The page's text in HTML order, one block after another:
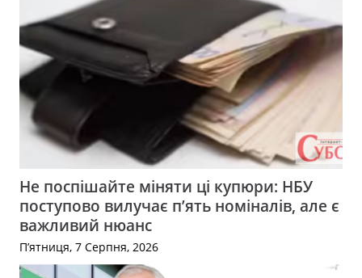
Не поспішайте міняти ці купюри: НБУ
поступово вилучає п’ять номіналів, але є
важливий нюанс
П’ятниця, 7 Серпня, 2026